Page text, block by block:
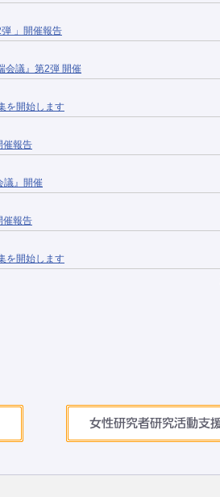
」開催報告
会議』第2弾 開催
を開始します
催報告
議』開催
催報告
を開始します